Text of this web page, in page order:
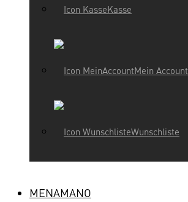
Kasse
Mein Account
Wunschliste
MENAMANO